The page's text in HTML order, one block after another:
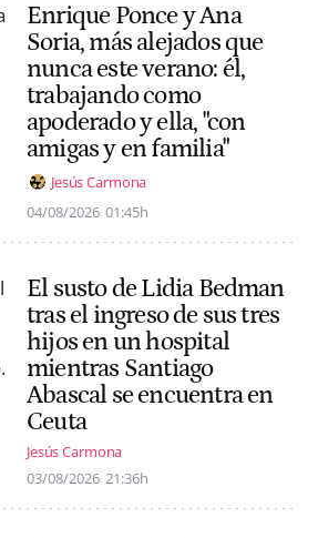
Enrique Ponce y Ana
Soria, más alejados que
nunca este verano: él,
trabajando como
apoderado y ella, "con
amigas y en familia"
Jesús Carmona
04/08/2026 01:45h
El susto de Lidia Bedman
tras el ingreso de sus tres
hijos en un hospital
mientras Santiago
Abascal se encuentra en
Ceuta
Jesús Carmona
03/08/2026 21:36h